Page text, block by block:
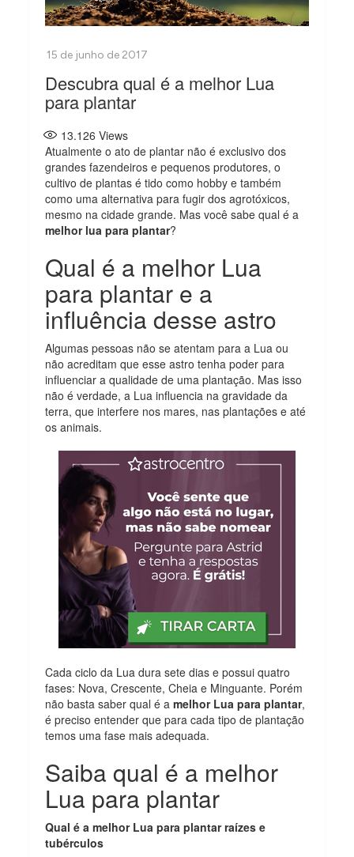
Descubra qual é a melhor Lua
para plantar
13.126 Views
Atualmente o ato de plantar não é exclusivo dos
grandes fazendeiros e pequenos produtores, o
cultivo de plantas é tido como hobby e também
como uma alternativa para fugir dos agrotóxicos,
mesmo na cidade grande. Mas você sabe qual é a
melhor lua para plantar?
Qual é a melhor Lua
para plantar e a
influência desse astro
Algumas pessoas não se atentam para a Lua ou
não acreditam que esse astro tenha poder para
influenciar a qualidade de uma plantação. Mas isso
não é verdade, a Lua influencia na gravidade da
terra, que interfere nos mares, nas plantações e até
os animais.
Cada ciclo da Lua dura sete dias e possui quatro
fases: Nova, Crescente, Cheia e Minguante. Porém
não basta saber qual é amelhor Lua para plantar,
é preciso entender que para cada tipo de plantação
temos uma fase mais adequada.
Saiba qual é a melhor
Lua para plantar
Qual é a melhor Lua para plantar raízes e
tubérculos